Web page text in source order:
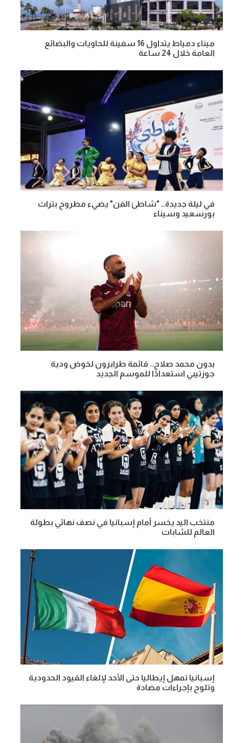
ميناء دمياط يتداول 16 سفينة للحاويات والبضائع
العامة خلال 24 ساعة
في ليلة جديدة.. "شاطئ الفن" يضيء مطروح بتراث
بورسعيد وسيناء
بدون محمد صلاح.. قائمة طرابزون لخوض ودية
جوزتيبي استعدادًا للموسم الجديد
منتخب اليد يخسر أمام إسبانيا في نصف نهائي بطولة
العالم للشابات
إسبانيا تمهل إيطاليا حتى الأحد لإلغاء القيود الحدودية
وتلوح بإجراءات مضادة